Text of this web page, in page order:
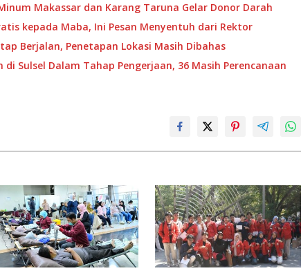
Makassar dan Karang Taruna Gelar Donor Darah
kepada Maba, Ini Pesan Menyentuh dari Rektor
Berjalan, Penetapan Lokasi Masih Dibahas
di Sulsel Dalam Tahap Pengerjaan, 36 Masih Perencanaan